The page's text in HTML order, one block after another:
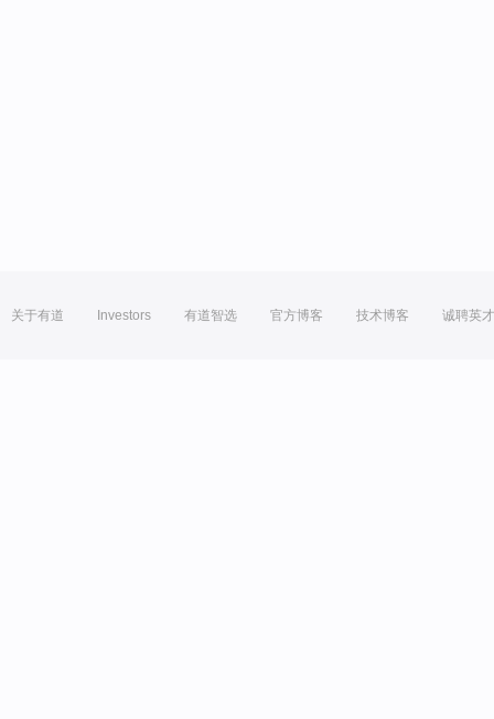
关于有道 Investors 有道智选 官方博客 技术博客 诚聘英才